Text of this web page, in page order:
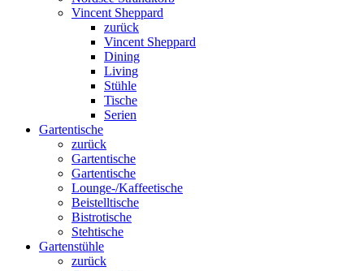
Vincent Sheppard
zurück
Vincent Sheppard
Dining
Living
Stühle
Tische
Serien
Gartentische
zurück
Gartentische
Gartentische
Lounge-/Kaffeetische
Beistelltische
Bistrotische
Stehtische
Gartenstühle
zurück